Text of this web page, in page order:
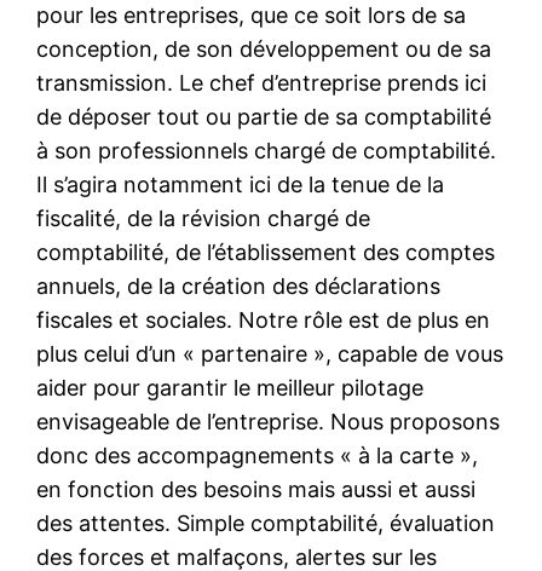
pour les entreprises, que ce soit lors de sa
conception, de son développement ou de sa
transmission. Le chef d’entreprise prends ici
de déposer tout ou partie de sa comptabilité
à son professionnels chargé de comptabilité.
Il s’agira notamment ici de la tenue de la
fiscalité, de la révision chargé de
comptabilité, de l’établissement des comptes
annuels, de la création des déclarations
fiscales et sociales. Notre rôle est de plus en
plus celui d’un « partenaire », capable de vous
aider pour garantir le meilleur pilotage
envisageable de l’entreprise. Nous proposons
donc des accompagnements « à la carte »,
en fonction des besoins mais aussi et aussi
des attentes. Simple comptabilité, évaluation
des forces et malfaçons, alertes sur les